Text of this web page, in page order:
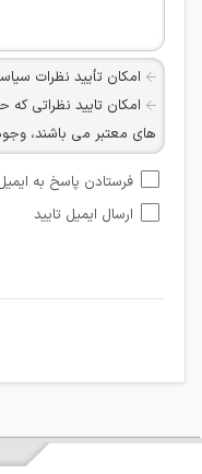
امکان تأیید نظرات
امکان تایید نظراتی که
های معتبر می باشند،
شبکه های مجازی ارتباطی
امکان تأیید نظرات
هرگونه تحریک، تحقیر
غیر مجاز می باشد.
امکان هماهنگی برای
فرستادن پاسخ به
ارسال ایمیل تایید